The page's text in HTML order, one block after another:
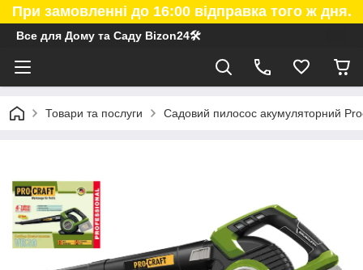
При замовленні до 16:00 відправка того ж дня.
Все для Дому та Саду Bizon24🛠
Товари та послуги Садовий пилосос акумуляторний